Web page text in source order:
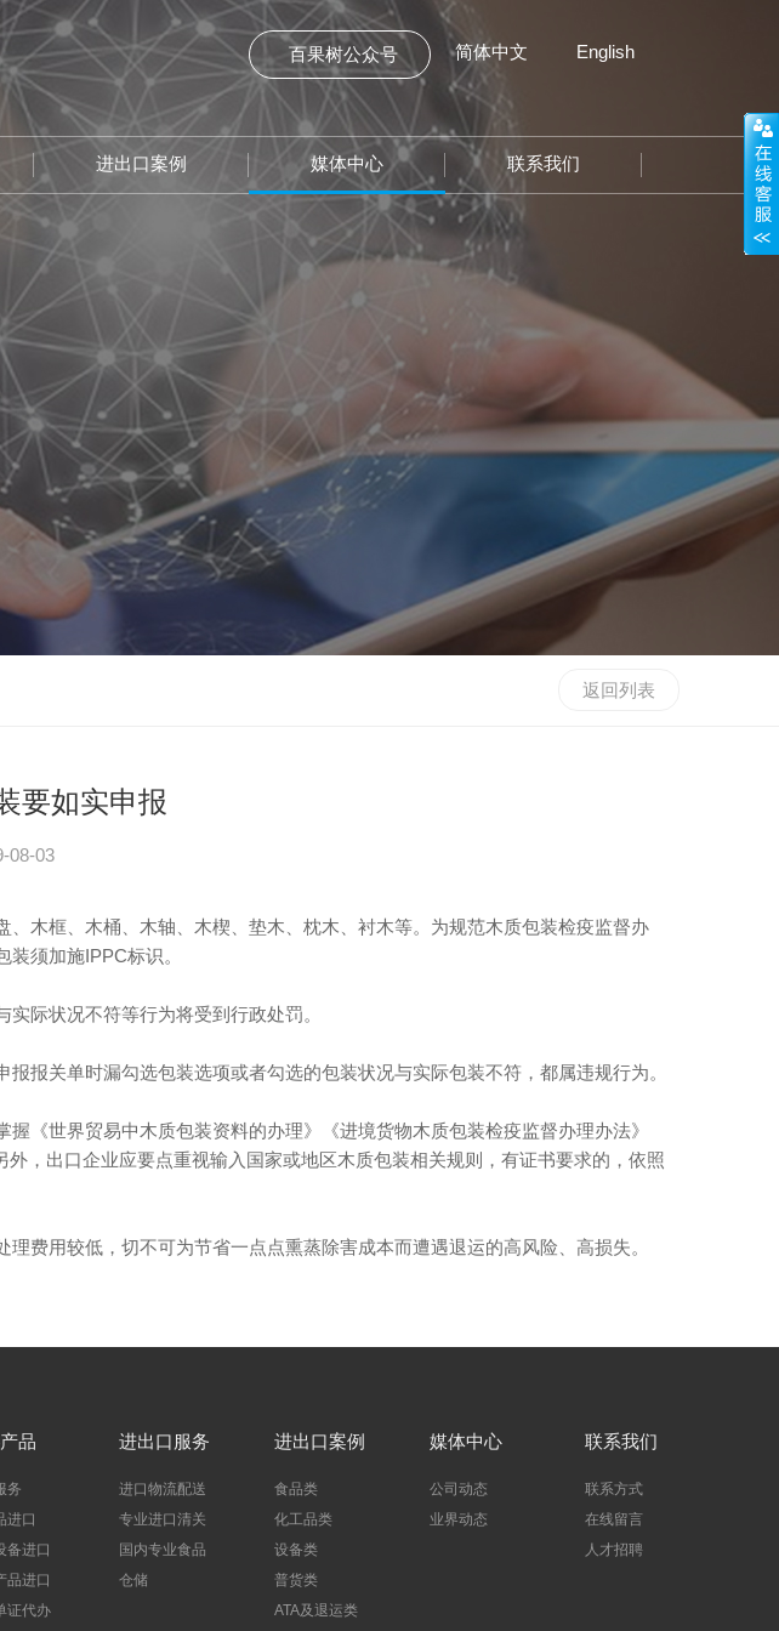
简体中文 English
百果树公众号
进出口案例 媒体中心 联系我们
返回列表
要如实申报
08-03
木框、木桶、木轴、木楔、垫木、枕木、衬木等。为规范木质包装检疫监督办
须加施IPPC标识。
际状况不符等行为将受到行政处罚。
报关单时漏勾选包装选项或者勾选的包装状况与实际包装不符，都属违规行为。
《世界贸易中木质包装资料的办理》《进境货物木质包装检疫监督办理办法》
，出口企业应要点重视输入国家或地区木质包装相关规则，有证书要求的，依照
费用较低，切不可为节省一点点熏蒸除害成本而遭遇退运的高风险、高损失。
品
务
进口
备进口
品进口
证代办
进出口服务
进口物流配送
专业进口清关
国内专业食品
仓储
进出口案例
食品类
化工品类
设备类
普货类
ATA及退运类
媒体中心
公司动态
业界动态
联系我们
联系方式
在线留言
人才招聘